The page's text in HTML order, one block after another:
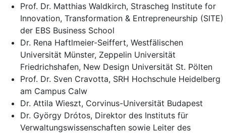
Prof. Dr. Matthias Waldkirch, Strascheg Institute for
Innovation, Transformation & Entrepreneurship (SITE)
der EBS Business School
Dr. Rena Haftlmeier-Seiffert, Westfälischen
Universität Münster, Zeppelin Universität
Friedrichshafen, New Design Universität St. Pölten
Prof. Dr. Sven Cravotta, SRH Hochschule Heidelberg
am Campus Calw
Dr. Attila Wieszt, Corvinus-Universität Budapest
Dr. György Drótos, Direktor des Instituts für
Verwaltungswissenschaften sowie Leiter des